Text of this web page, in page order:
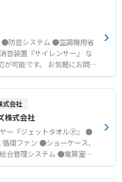
防音システム ●空調機用省
音装置『サイレンサー』 な
が可能です。 お気軽にお問い
式会社
株式会社
ー『ジェットタオル🄬』 ●
循環ファン ●ショーケース、
合管理システム ●電算室用
ートポンプチラー ●業務用
ン、スリムエアコン ●家庭